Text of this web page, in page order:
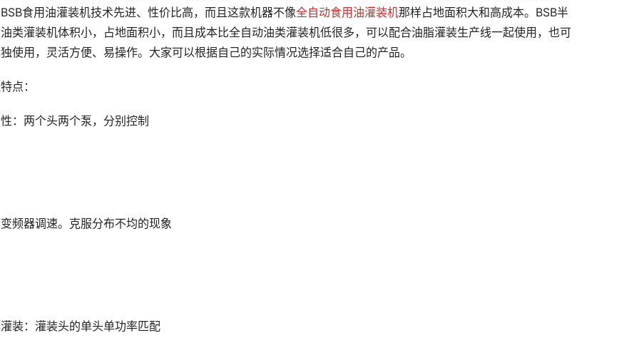
食用油灌装机技术先进、性价比高，而且这款机器不像全自动食用油灌装机那样占地面积大和高成本。BSB半
类灌装机体积小，占地面积小，而且成本比全自动油类灌装机低很多，可以配合油脂灌装生产线一起使用，也可
使用，灵活方便、易操作。大家可以根据自己的实际情况选择适合自己的产品。
点：
：两个头两个泵，分别控制
频器调速。克服分布不均的现象
装：灌装头的单头单功率匹配